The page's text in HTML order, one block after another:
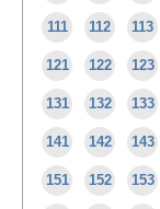
111 112 113
121 122 123
131 132 133
141 142 143
151 152 153